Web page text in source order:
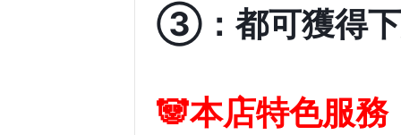
③：都可獲得下
🐼本店特色服務